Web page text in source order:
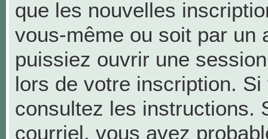
que les nouvelles
vous-même ou soit par un
puissiez ouvrir une
lors de votre inscription.
consultez les instructions.
courriel, vous avez